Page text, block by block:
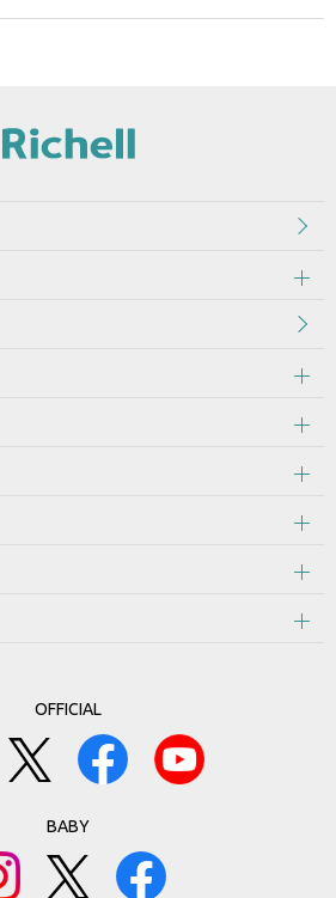
OFFICIAL
BABY